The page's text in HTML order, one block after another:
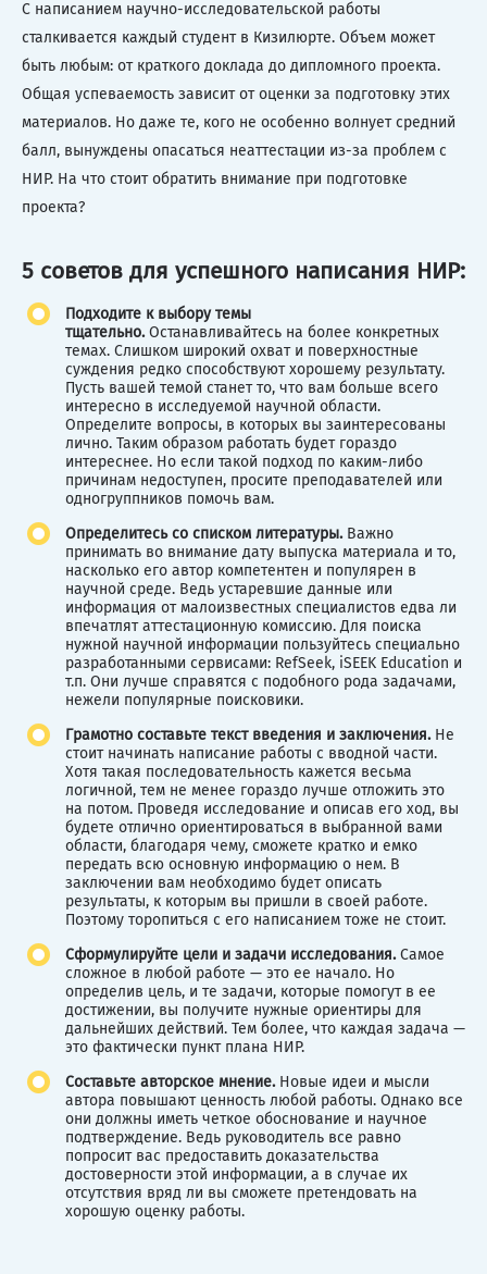
С написанием научно-исследовательской работы
сталкивается каждый студент в Кизилюрте. Объем может
быть любым: от краткого доклада до дипломного проекта.
Общая успеваемость зависит от оценки за подготовку этих
материалов. Но даже те, кого не особенно волнует средний
балл, вынуждены опасаться неаттестации из-за проблем с
НИР. На что стоит обратить внимание при подготовке
проекта?
5 советов для успешного написания НИР:
Подходите к выбору темы
тщательно.Останавливайтесь на более конкретных
темах. Слишком широкий охват и поверхностные
суждения редко способствуют хорошему результату.
Пусть вашей темой станет то, что вам больше всего
интересно в исследуемой научной области.
Определите вопросы, в которых вы заинтересованы
лично. Таким образом работать будет гораздо
интереснее. Но если такой подход по каким-либо
причинам недоступен, просите преподавателей или
одногруппников помочь вам.
Определитесь со списком литературы.Важно
принимать во внимание дату выпуска материала и то,
насколько его автор компетентен и популярен в
научной среде. Ведь устаревшие данные или
информация от малоизвестных специалистов едва ли
впечатлят аттестационную комиссию. Для поиска
нужной научной информации пользуйтесь специально
разработанными сервисами: RefSeek, iSEEK Education и
т.п. Они лучше справятся с подобного рода задачами,
нежели популярные поисковики.
Грамотно составьте текст введения и заключения. Не
стоит начинать написание работы с вводной части.
Хотя такая последовательность кажется весьма
логичной, тем не менее гораздо лучше отложить это
на потом. Проведя исследование и описав его ход, вы
будете отлично ориентироваться в выбранной вами
области, благодаря чему, сможете кратко и емко
передать всю основную информацию о нем. В
заключении вам необходимо будет описать
результаты, к которым вы пришли в своей работе.
Поэтому торопиться с его написанием тоже не стоит.
Сформулируйте цели и задачи исследования.Самое
сложное в любой работе — это ее начало. Но
определив цель, и те задачи, которые помогут в ее
достижении, вы получите нужные ориентиры для
дальнейших действий. Тем более, что каждая задача —
это фактически пункт плана НИР.
Составьте авторское мнение. Новые идеи и мысли
автора повышают ценность любой работы. Однако все
они должны иметь четкое обоснование и научное
подтверждение. Ведь руководитель все равно
попросит вас предоставить доказательства
достоверности этой информации, а в случае их
отсутствия вряд ли вы сможете претендовать на
хорошую оценку работы.